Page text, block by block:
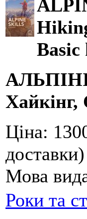
Basic
Хайкінг,
Ціна:
доставки)
Мова
Роки та